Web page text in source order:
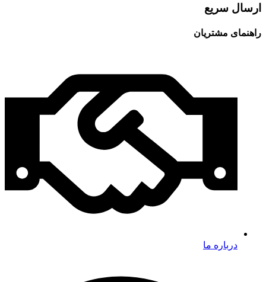
ارسال سریع
راهنمای مشتریان
درباره ما